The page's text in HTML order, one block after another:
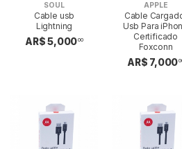
SOUL
Cable usb
Lightning
AR$ 5,00000
APPLE
Cable
Usb Para
Certificado
Foxconn
AR$ 7,000